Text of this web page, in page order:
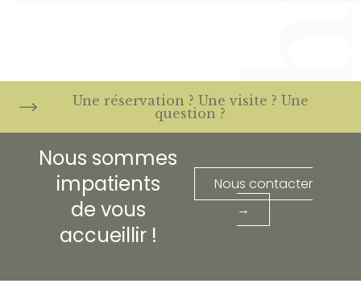
Une réservation ? Une visite ? Une
question ?
Nous sommes
impatients
de vous
accueillir !
Nous contacter
→